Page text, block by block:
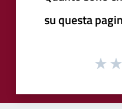
su questa